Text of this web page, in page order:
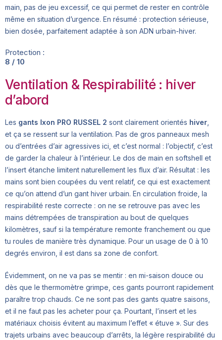
main, pas de jeu excessif, ce qui permet de rester en contrôle
même en situation d’urgence. En résumé : protection sérieuse,
bien dosée, parfaitement adaptée à son ADN urbain-hiver.
Protection :
8 / 10
Ventilation & Respirabilité : hiver
d’abord
Les gants Ixon PRO RUSSEL 2 sont clairement orientés hiver
et ça se ressent sur la ventilation. Pas de gros panneaux mesh
ou d’entrées d’air agressives ici, et c’est normal : l’objectif, c’est
de garder la chaleur à l’intérieur. Le dos de main en softshell et
l’insert étanche limitent naturellement les flux d’air. Résultat : les
mains sont bien coupées du vent relatif, ce qui est exactement
ce qu’on attend d’un gant hiver urbain. En circulation froide, la
respirabilité reste correcte : on ne se retrouve pas avec les
mains détrempées de transpiration au bout de quelques
kilomètres, sauf si la température remonte franchement ou que
tu roules de manière très dynamique. Pour un usage de 0 à 10
degrés environ, il est dans sa zone de confort.
Évidemment, on ne va pas se mentir : en mi-saison douce ou
dès que le thermomètre grimpe, ces gants pourront rapidement
paraître trop chauds. Ce ne sont pas des gants quatre saisons,
et il ne faut pas les acheter pour ça. Pourtant, l’insert et les
matériaux choisis évitent au maximum l’effet « étuve ». Sur des
trajets urbains avec beaucoup d’arrêts, la légère respirabilité du